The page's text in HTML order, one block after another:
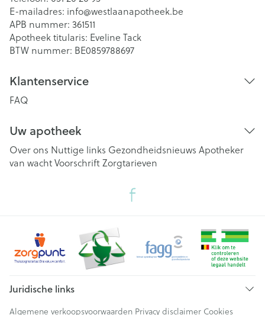
E-mailadres: info@westlaanapotheek.be
APB nummer: 361511
Apotheek titularis: Eveline Tack
BTW nummer: BE0859788697
Klantenservice
FAQ
Uw apotheek
Over ons Nuttige links Gezondheidsnieuws Apotheker
van wachtVoorschriftZorgtarieven
Juridische links
Algemene verkoopsvoorwaarden Privacy disclaimer Cookies